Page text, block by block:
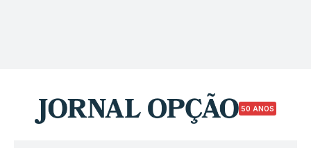
50 ANOS